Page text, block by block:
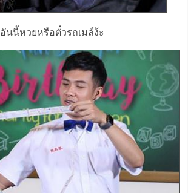
อันนี้หวยหรือตั๋วรถเมล์ง้ะ